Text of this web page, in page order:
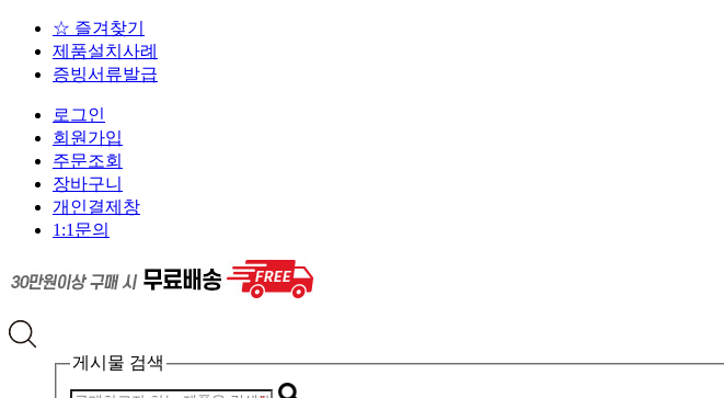
☆ 즐겨찾기
제품설치사례
증빙서류발급
로그인
회원가입
주문조회
장바구니
개인결제창
1:1문의
게시물 검색